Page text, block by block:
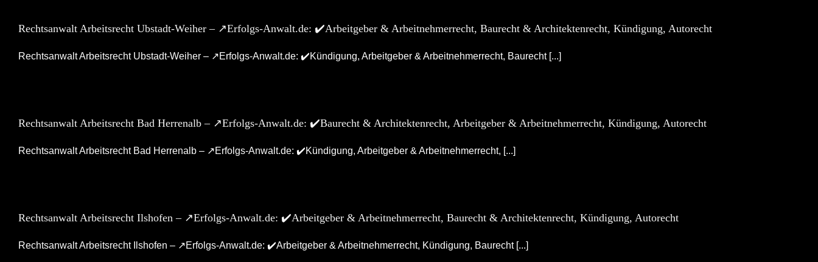
Rechtsanwalt Arbeitsrecht Ubstadt-Weiher – ↗️Erfolgs-Anwalt.de: ✔️Arbeitgeber & Arbeitnehmerrecht, Baurecht & Architektenrecht, Kündigung, Autorecht
Rechtsanwalt Arbeitsrecht Ubstadt-Weiher – ↗️Erfolgs-Anwalt.de: ✔️Kündigung, Arbeitgeber & Arbeitnehmerrecht, Baurecht [...]
Rechtsanwalt Arbeitsrecht Bad Herrenalb – ↗️Erfolgs-Anwalt.de: ✔️Baurecht & Architektenrecht, Arbeitgeber & Arbeitnehmerrecht, Kündigung, Autorecht
Rechtsanwalt Arbeitsrecht Bad Herrenalb – ↗️Erfolgs-Anwalt.de: ✔️Kündigung, Arbeitgeber & Arbeitnehmerrecht, [...]
Rechtsanwalt Arbeitsrecht Ilshofen – ↗️Erfolgs-Anwalt.de: ✔️Arbeitgeber & Arbeitnehmerrecht, Baurecht & Architektenrecht, Kündigung, Autorecht
Rechtsanwalt Arbeitsrecht Ilshofen – ↗️Erfolgs-Anwalt.de: ✔️Arbeitgeber & Arbeitnehmerrecht, Kündigung, Baurecht [...]